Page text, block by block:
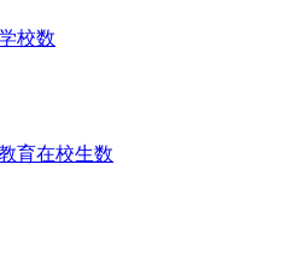
校数
育在校生数